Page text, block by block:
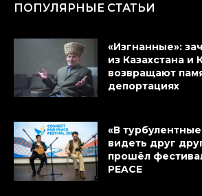
ПОПУЛЯРНЫЕ СТАТЬИ
«Изгнанные»:
из Казахстана и
возвращают
депортациях
«В
видеть друг
прошёл
PEACE